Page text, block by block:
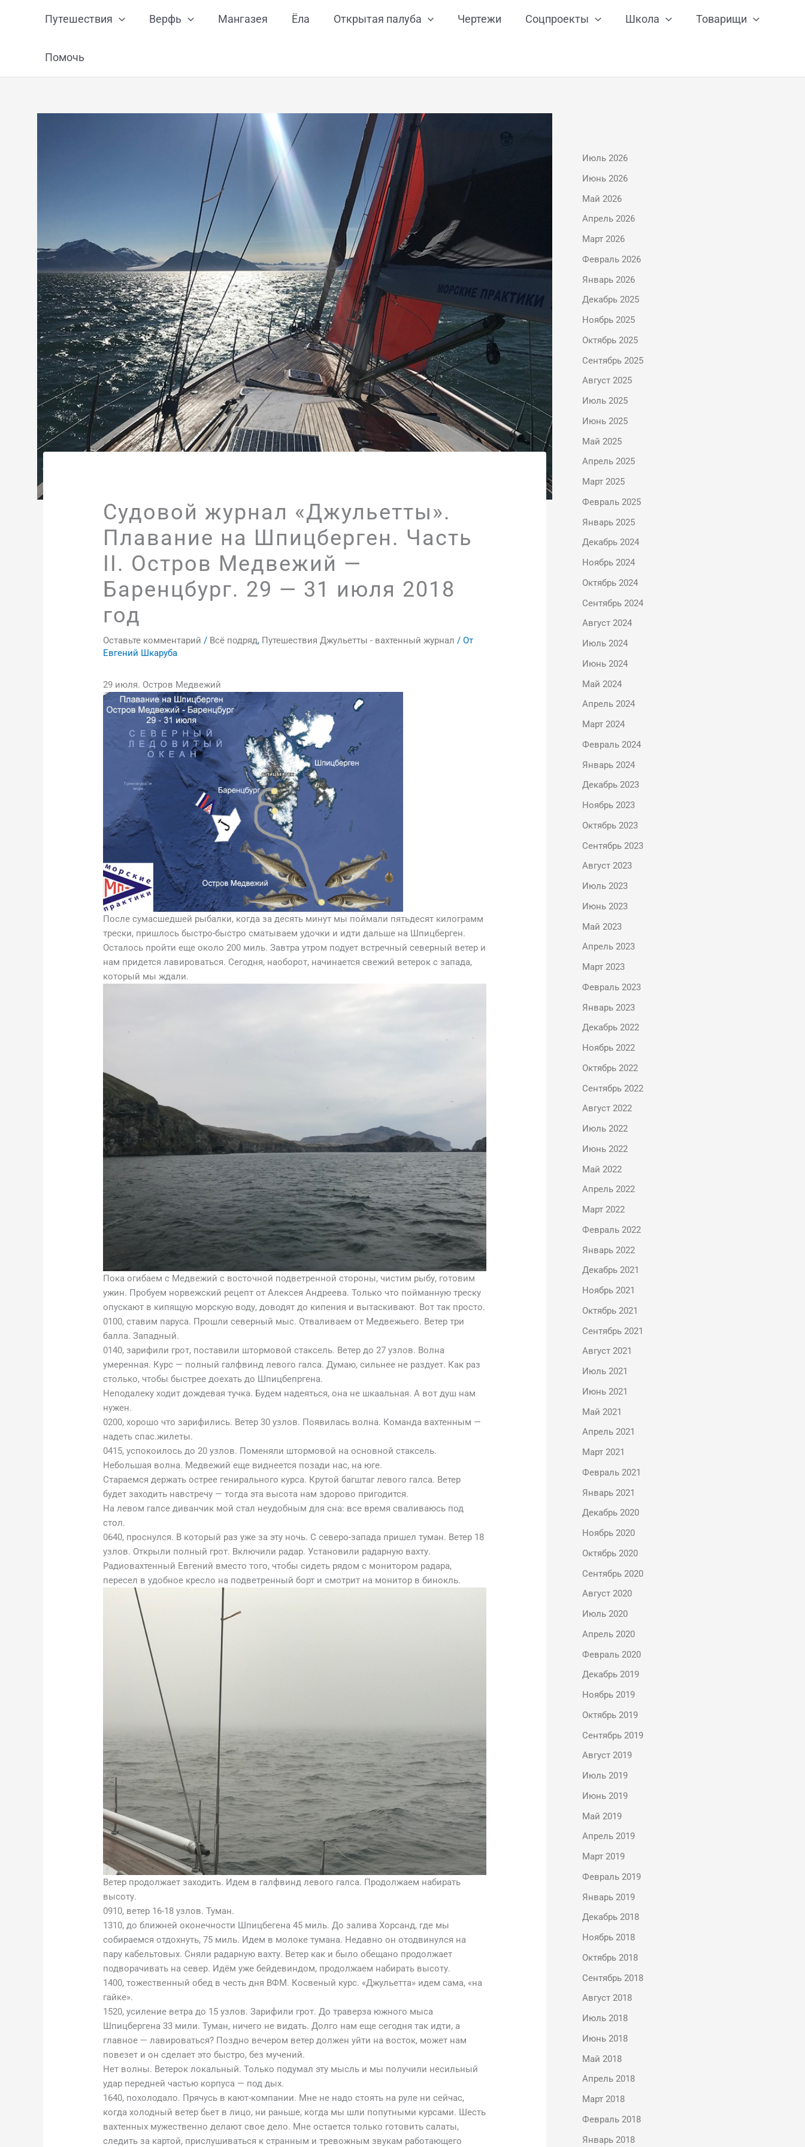
Путешествия Верфь Мангазея Ёла Открытая палуба Чертежи Соцпроекты Школа Товарищи
Помочь
Судовой журнал «Джульетты».
Плавание на Шпицберген. Часть
II. Остров Медвежий —
Баренцбург. 29 — 31 июля 2018
год
Оставьте комментарий / Всё подряд, Путешествия Джульетты - вахтенный журнал / От
Евгений Шкаруба
29 июля. Остров Медвежий
После сумасшедшей рыбалки, когда за десять минут мы поймали пятьдесят килограмм
трески, пришлось быстро-быстро сматываем удочки и идти дальше на Шпицберген.
Осталось пройти еще около 200 миль. Завтра утром подует встречный северный ветер и
нам придется лавироваться. Сегодня, наоборот, начинается свежий ветерок с запада,
который мы ждали.
Пока огибаем с Медвежий с восточной подветренной стороны, чистим рыбу, готовим
ужин. Пробуем норвежский рецепт от Алексея Андреева. Только что пойманную треску
опускают в кипящую морскую воду, доводят до кипения и вытаскивают. Вот так просто.
0100, ставим паруса. Прошли северный мыс. Отваливаем от Медвежьего. Ветер три
балла. Западный.
0140, зарифили грот, поставили штормовой стаксель. Ветер до 27 узлов. Волна
умеренная. Курс — полный галфвинд левого галса. Думаю, сильнее не раздует. Как раз
столько, чтобы быстрее доехать до Шпицбепргена.
Неподалеку ходит дождевая тучка. Будем надеяться, она не шкаальная. А вот душ нам
нужен.
0200, хорошо что зарифились. Ветер 30 узлов. Появилась волна. Команда вахтенным —
надеть спас.жилеты.
0415, успокоилось до 20 узлов. Поменяли штормовой на основной стаксель.
Небольшая волна. Медвежий еще виднеется позади нас, на юге.
Стараемся держать острее генирального курса. Крутой багштаг левого галса. Ветер
будет заходить навстречу — тогда эта высота нам здорово пригодится.
На левом галсе диванчик мой стал неудобным для сна: все время сваливаюсь под
стол.
0640, проснулся. В который раз уже за эту ночь. С северо-запада пришел туман. Ветер 18
узлов. Открыли полный грот. Включили радар. Установили радарную вахту.
Радиовахтенный Евгений вместо того, чтобы сидеть рядом с монитором радара,
пересел в удобное кресло на подветренный борт и смотрит на монитор в бинокль.
Ветер продолжает заходить. Идем в галфвинд левого галса. Продолжаем набирать
высоту.
0910, ветер 16-18 узлов. Туман.
1310, до ближней оконечности Шпицбегена 45 миль. До залива Хорсанд, где мы
собираемся отдохнуть, 75 миль. Идем в молоке тумана. Недавно он отодвинулся на
пару кабельтовых. Сняли радарную вахту. Ветер как и было обещано продолжает
подворачивать на север. Идём уже бейдевиндом, продолжаем набирать высоту.
1400, тожественный обед в честь дня ВФМ. Косвеный курс. «Джульетта» идем сама, «на
гайке».
1520, усиление ветра до 15 узлов. Зарифили грот. До траверза южного мыса
Шпицбергена 33 мили. Туман, ничего не видать. Долго нам еще сегодня так идти, а
главное — лавироваться? Поздно вечером ветер должен уйти на восток, может нам
повезет и он сделает это быстро, без мучений.
Нет волны. Ветерок локальный. Только подумал эту мысль и мы получили несильный
удар передней частью корпуса — под дых.
1640, похолодало. Прячусь в кают-компании. Мне не надо стоять на руле ни сейчас,
когда холодный ветер бьет в лицо, ни раньше, когда мы шли попутными курсами. Шесть
вахтенных мужественно делают свое дело. Мне остается только готовить салаты,
следить за картой, прислушиваться к странным и тревожным звукам работающего
Июль 2026
Июнь 2026
Май 2026
Апрель 2026
Март 2026
Февраль 2026
Январь 2026
Декабрь 2025
Ноябрь 2025
Октябрь 2025
Сентябрь 2025
Август 2025
Июль 2025
Июнь 2025
Май 2025
Апрель 2025
Март 2025
Февраль 2025
Январь 2025
Декабрь 2024
Ноябрь 2024
Октябрь 2024
Сентябрь 2024
Август 2024
Июль 2024
Июнь 2024
Май 2024
Апрель 2024
Март 2024
Февраль 2024
Январь 2024
Декабрь 2023
Ноябрь 2023
Октябрь 2023
Сентябрь 2023
Август 2023
Июль 2023
Июнь 2023
Май 2023
Апрель 2023
Март 2023
Февраль 2023
Январь 2023
Декабрь 2022
Ноябрь 2022
Октябрь 2022
Сентябрь 2022
Август 2022
Июль 2022
Июнь 2022
Май 2022
Апрель 2022
Март 2022
Февраль 2022
Январь 2022
Декабрь 2021
Ноябрь 2021
Октябрь 2021
Сентябрь 2021
Август 2021
Июль 2021
Июнь 2021
Май 2021
Апрель 2021
Март 2021
Февраль 2021
Январь 2021
Декабрь 2020
Ноябрь 2020
Октябрь 2020
Сентябрь 2020
Август 2020
Июль 2020
Апрель 2020
Февраль 2020
Декабрь 2019
Ноябрь 2019
Октябрь 2019
Сентябрь 2019
Август 2019
Июль 2019
Июнь 2019
Май 2019
Апрель 2019
Март 2019
Февраль 2019
Январь 2019
Декабрь 2018
Ноябрь 2018
Октябрь 2018
Сентябрь 2018
Август 2018
Июль 2018
Июнь 2018
Май 2018
Апрель 2018
Март 2018
Февраль 2018
Январь 2018